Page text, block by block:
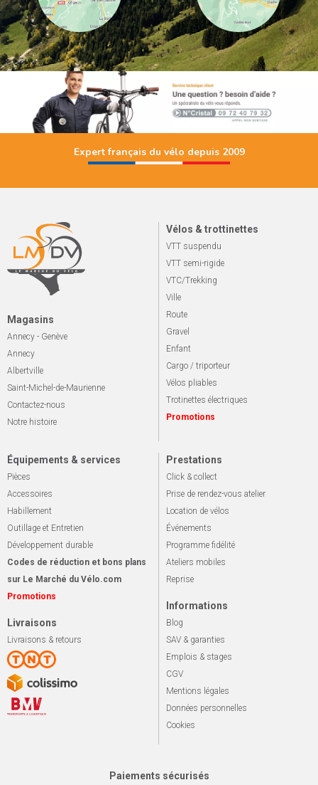
Expert français du vélo depuis 2009
Magasins
Annecy - Genève
Annecy
Albertville
Saint-Michel-de-Maurienne
Contactez-nous
Notre histoire
Vélos & trottinettes
VTT suspendu
VTT semi-rigide
VTC/Trekking
Ville
Route
Gravel
Enfant
Cargo / triporteur
Vélos pliables
Trotinettes électriques
Promotions
Équipements & services
Pièces
Accessoires
Habillement
Outillage et Entretien
Développement durable
Codes de réduction et bons plans
sur Le Marché du Vélo.com
Promotions
Livraisons
Livraisons & retours
Prestations
Click & collect
Prise de rendez-vous atelier
Location de vélos
Événements
Programme fidélité
Ateliers mobiles
Reprise
Informations
Blog
SAV & garanties
Emplois & stages
CGV
Mentions légales
Données personnelles
Cookies
Paiements sécurisés